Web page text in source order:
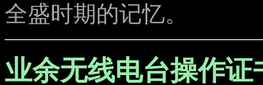
全盛时期的记忆。
业余无线电台操作